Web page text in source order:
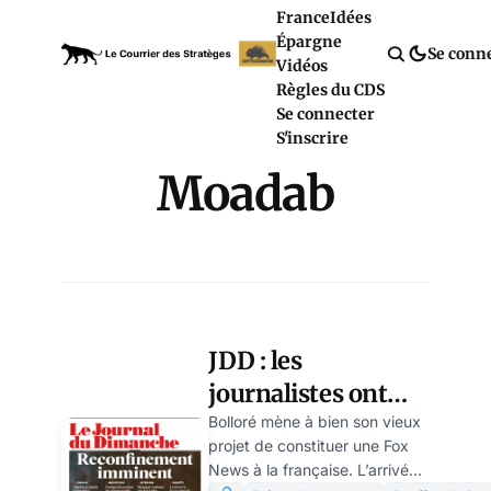
FranceIdées
Épargne
Vidéos
Règles du CDS
Se connecter
S'inscrire
Se
Moadab
JDD : les
journalistes ont
fait grève pour
rester en cage
Bolloré mène à bien son vieux
projet de constituer une Fox
News à la française. L’arrivée